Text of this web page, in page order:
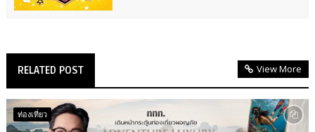
RELATED POST View More
ท่องเที่ยว